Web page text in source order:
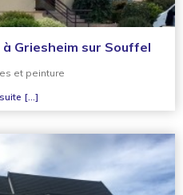
Griesheim sur Souffel
et peinture
[...]